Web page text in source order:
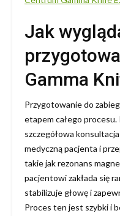
Jak
Gamma
Przygotowanie do
etapem całego
szczegółowa
medyczną pacjenta i
takie jak rezonans
pacjentowi zakłada się
stabilizuje głowę i
Proces ten jest szybki i